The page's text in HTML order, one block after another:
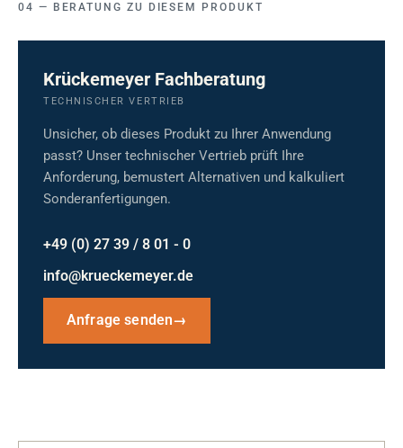
BERATUNG ZU DIESEM PRODUKT
Krückemeyer Fachberatung
TECHNISCHER VERTRIEB
Unsicher, ob dieses Produkt zu Ihrer Anwendung
passt? Unser technischer Vertrieb prüft Ihre
Anforderung, bemustert Alternativen und kalkuliert
Sonderanfertigungen.
+49 (0) 27 39 / 8 01 - 0
info@krueckemeyer.de
Anfrage senden→